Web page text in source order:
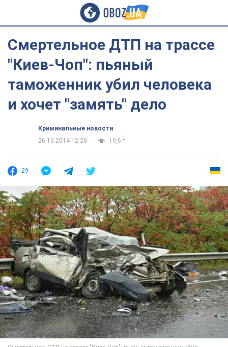
Смертельное ДТП на трассе
"Киев-Чоп": пьяный
таможенник убил человека
и хочет "замять" дело
Криминальные новости
26.10.2014 12:20
19,6 т.
29